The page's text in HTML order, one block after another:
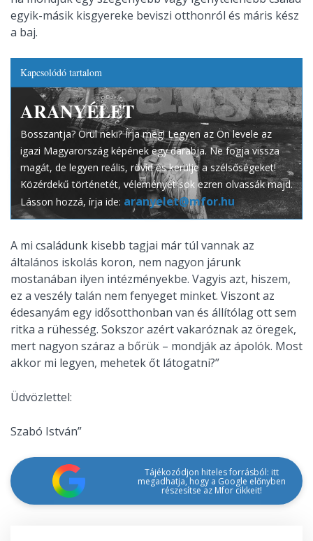
egyik-másik kisgyereke beviszi otthonról és máris kész
a baj.
Kapcsolódó tartalom
ARANYÉLET
Bosszantja? Örül neki? Írja meg! Legyen az Ön levele az
igazi Magyarország képének egy darabja. Ne fogja vissza
magát, de legyen reális, rövid és kerülje a szélsőségeket!
Közérdekű történetét, véleményét sok ezren olvassák majd.
Lásson hozzá, írja ide: aranyelet@mfor.hu
A mi családunk kisebb tagjai már túl vannak az
általános iskolás koron, nem nagyon járunk
mostanában ilyen intézményekbe. Vagyis azt, hiszem,
ez a veszély talán nem fenyeget minket. Viszont az
édesanyám egy idősotthonban van és állítólag ott sem
ritka a rühesség. Sokszor azért vakaróznak az öregek,
mert nagyon száraz a bőrük – mondják az ápolók. Most
akkor mi legyen, mehetek őt látogatni?”
Üdvözlettel:
Szabó István”
Tájékozódjon hiteles forrásból: itt
megadhatja, hogy a Google előnyben
részesítse az Mfor cikkeit!